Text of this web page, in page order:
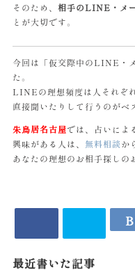
そのため、 相手のLINE・メ
とが大切です。
今回は「仮交際中のLINE・
た。
LINEの理想頻度は人それぞ
直接聞いたりして行うのがベ
朱鳥居名古屋では、占いによ
興味がある人は、 無料相談か
あなたの理想のお相手探しの
最近書いた記事